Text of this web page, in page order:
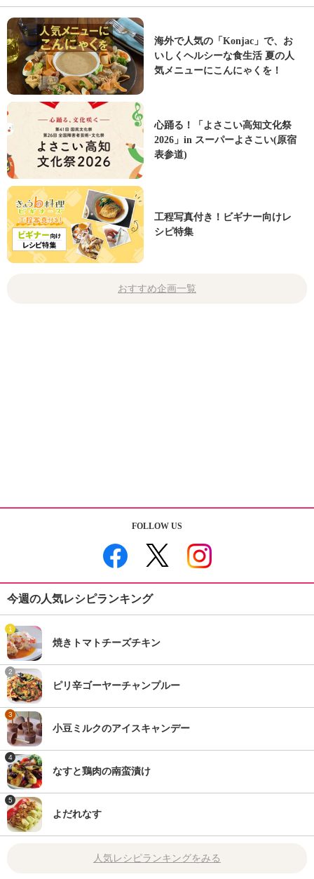
海外で人気の「Konjac」で、お
いしくヘルシーな食生活 夏の人
気メニューにこんにゃくを！
心踊る！「よさこい高知文化祭
2026」in スーパーよさこい(原宿
表参道)
工程写真付き！ビギナー向けレ
シピ特集
おすすめ企画一覧
FOLLOW US
今週の人気レシピランキング
1
焼きトマトチーズチキン
2
ピリ辛ゴーヤーチャンプルー
3
小豆ミルクのアイスキャンデー
4
なすと鶏肉の南蛮漬け
5
よだれなす
人気レシピランキングをみる